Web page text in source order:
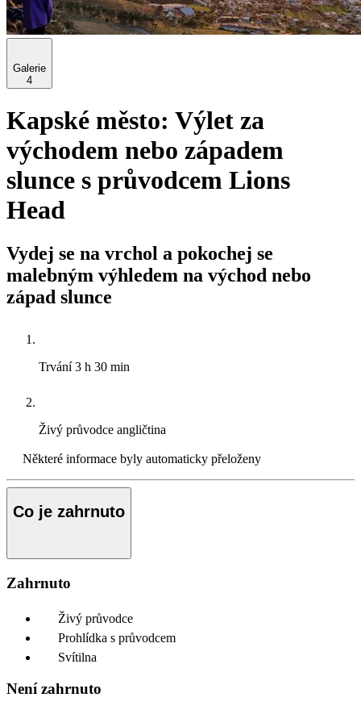
Galerie
4
Kapské město: Výlet za
východem nebo západem
slunce s průvodcem Lions
Head
Vydej se na vrchol a pokochej se
malebným výhledem na východ nebo
západ slunce
Trvání3 h 30 min
Živý průvodce angličtina
Některé informace byly automaticky přeloženy
Co je zahrnuto
Zahrnuto
Živý průvodce
Prohlídka s průvodcem
Svítilna
Není zahrnuto